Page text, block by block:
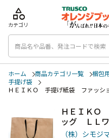
category
カテゴリ
ホーム 商品カテゴリ一覧 梱包
手提げ袋
ＨＥＩＫＯ 手提げ紙袋 ファッ
ＨＥＩＫＯ
ッグ ＬＬ
（株）シモジ